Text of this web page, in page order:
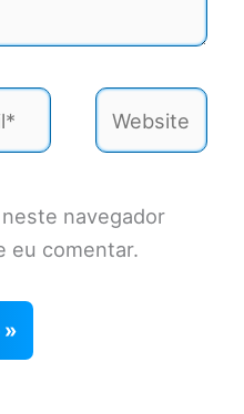
Website
navegador
eu comentar.